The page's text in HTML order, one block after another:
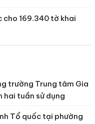
cho 169.340 tờ khai
trường Trung tâm Gia
hai tuần sử dụng
Tổ quốc tại phường